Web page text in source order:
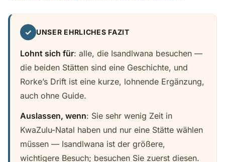
✓ UNSER EHRLICHES FAZIT
Lohnt sich für: alle, die Isandlwana besuchen —
die beiden Stätten sind eine Geschichte, und
Rorke’s Drift ist eine kurze, lohnende Ergänzung,
auch ohne Guide.
Auslassen, wenn: Sie sehr wenig Zeit in
KwaZulu-Natal haben und nur eine Stätte wählen
müssen — Isandlwana ist der größere,
wichtigere Besuch; besuchen Sie zuerst diesen.